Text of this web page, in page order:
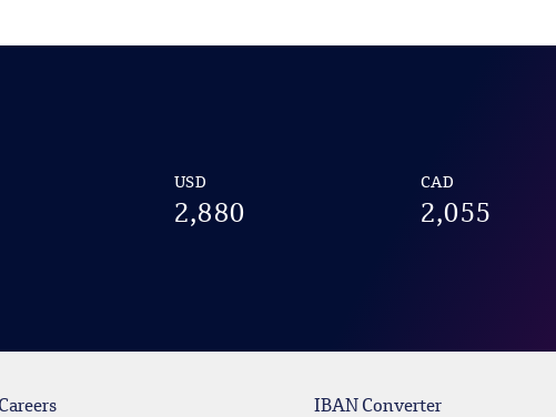
USD
2,880
CAD
2,055
Careers IBAN Converter